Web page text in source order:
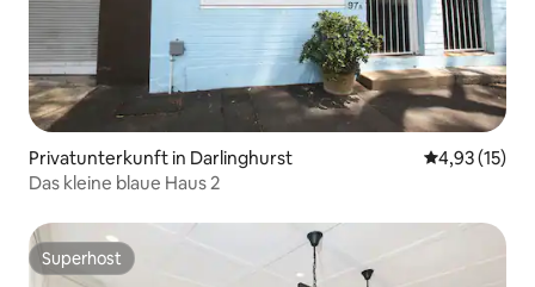
Privatunterkunft in Darlinghurst
4,93 (15)
Das kleine blaue Haus 2
Superhost
Superhost